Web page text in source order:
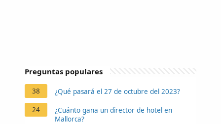
Preguntas populares
38 ¿Qué pasará el 27 de octubre del 2023?
24
¿Cuánto gana un director de hotel en
Mallorca?